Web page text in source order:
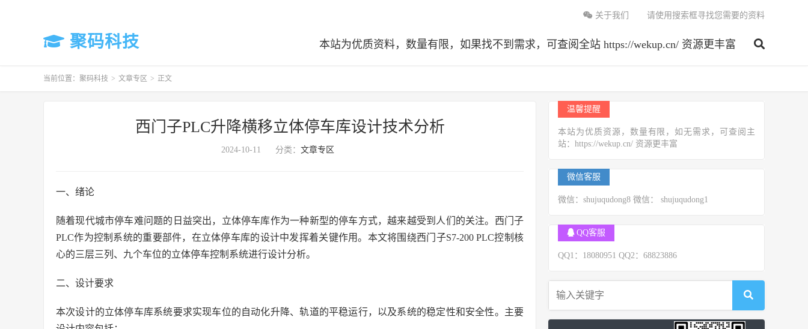
聚码科技 本站为优质资料，数量有限，如果找不到需求，可查阅全站 https://wekup.cn/ 资源更丰富
关于我们 请使用搜索框寻找您需要的资料
当前位置： 聚码科技 > 文章专区 > 正文
西门子PLC升降横移立体停车库设计技术分析
2024-10-11 分类： 文章专区
一、绪论
随着现代城市停车难问题的日益突出，立体停车库作为一种新型的停车方式，越来越受到人们的关注。西门子
PLC作为控制系统的重要部件，在立体停车库的设计中发挥着关键作用。本文将围绕西门子S7-200 PLC控制核
心的三层三列、九个车位的立体停车控制系统进行设计分析。
二、设计要求
本次设计的立体停车库系统要求实现车位的自动化升降、轨道的平稳运行，以及系统的稳定性和安全性。主要
温馨提醒
本站为优质资源，数量有限，如无需求，可查阅主
站：https://wekup.cn/ 资源更丰富
微信客服
微信：shujuqudong8 微信： shujuqudong1
QQ客服
QQ1：18080951 QQ2：68823886